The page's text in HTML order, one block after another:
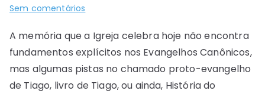
Sem comentários
A memória que a Igreja celebra hoje não encontra
fundamentos explícitos nos Evangelhos Canônicos,
mas algumas pistas no chamado proto-evangelho
de Tiago, livro de Tiago, ou ainda, História do